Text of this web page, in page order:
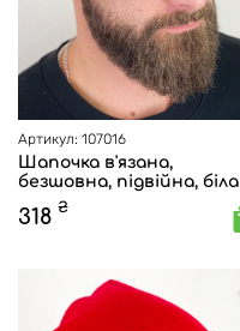
Артикул: 107016
Шапочка в'язана,
безшовна, підвійна, біла
318 ₴